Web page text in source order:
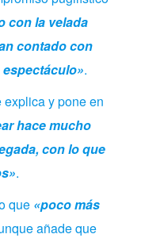
con la velada
contado con
.
explica y pone en
hace mucho
con lo que
.
que «poco más
añade que